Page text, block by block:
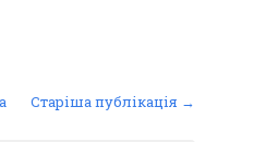
Старіша публікація →